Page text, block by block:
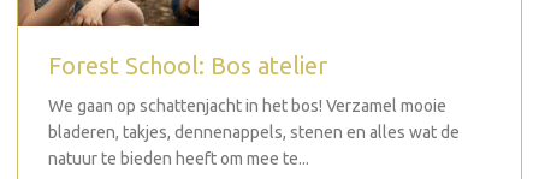
Forest School: Bos atelier
We gaan op schattenjacht in het bos! Verzamel mooie
bladeren, takjes, dennenappels, stenen en alles wat de
natuur te bieden heeft om mee te...